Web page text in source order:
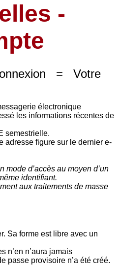
-
= Votre
électronique
les informations récentes de
semestrielle.
adresse figure sur le dernier e-
mode d’accès au moyen d’un
identifiant.
aux traitements de masse
Sa forme est libre avec un
n’en n’aura jamais
passe provisoire n’a été créé.